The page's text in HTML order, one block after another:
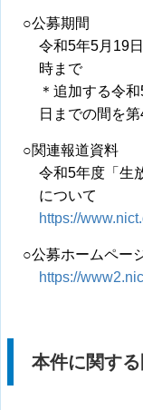
○公募期間
令和5年5月19
時まで
＊追加する令
日までの間を
○関連報道資料
令和5年度「生
について
https://
○公募ホームペー
https://
本件に関す